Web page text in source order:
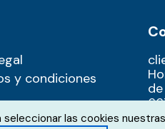
y condiciones
las cookies